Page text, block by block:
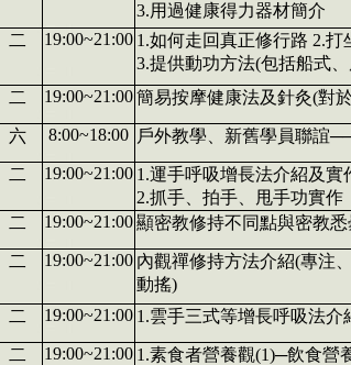
3.用過健康得力器材簡介
二 19:00~21:00 1.如何走回真正修行路 2.打
3.提供動功方法(包括船式
二 19:00~21:00簡易按摩健康法及針灸(對
六 8:00~18:00 戶外教學、新舊學員聯誼
二 19:00~21:00 1.運手呼吸增長法介紹及實
2.抓手、拍手、甩手功實作
二 19:00~21:00顯密教修持不同點與密教
二 19:00~21:00 內觀禪修持方法介紹(專注
動搖)
二 19:00~21:00 1.雲手三式等增長呼吸法介
二 19:00~21:00 1.素食者營養觀(1)─飲食營